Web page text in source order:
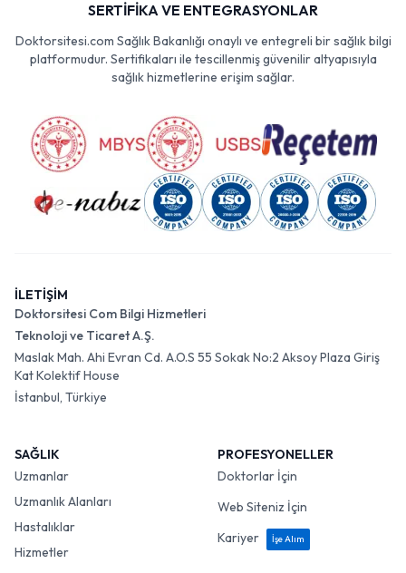
SERTİFİKA VE ENTEGRASYONLAR
Doktorsitesi.com Sağlık Bakanlığı onaylı ve entegreli bir sağlık bilgi
platformudur. Sertifikaları ile tescillenmiş güvenilir altyapısıyla
sağlık hizmetlerine erişim sağlar.
İLETİŞİM
Doktorsitesi Com Bilgi Hizmetleri
Teknoloji ve Ticaret A.Ş.
Maslak Mah. Ahi Evran Cd. A.O.S 55 Sokak No:2 Aksoy Plaza Giriş
Kat Kolektif House
İstanbul, Türkiye
SAĞLIK
Uzmanlar
Uzmanlık Alanları
Hastalıklar
Hizmetler
PROFESYONELLER
Doktorlar İçin
Web Siteniz İçin
Kariyer
İşe Alım